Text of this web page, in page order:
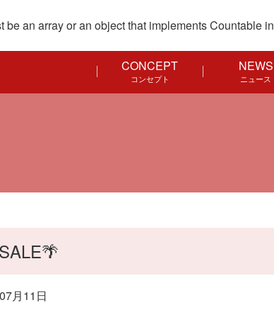
be an array or an object that implements Countable in
CONCEPT
コンセプト
NEWS
ニュース
月11日